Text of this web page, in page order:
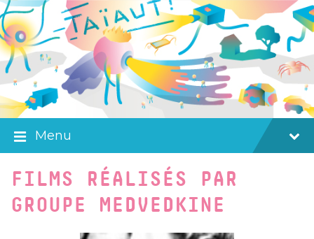
Skip
to
content
Skip
to
main
navigation
Skip
to
footer
Menu
FILMS RÉALISÉS PAR
GROUPE MEDVEDKINE